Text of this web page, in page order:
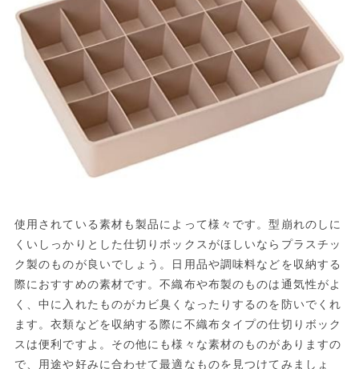
使用されている素材も製品によって様々です。型崩れのしに
くいしっかりとした仕切りボックスがほしいならプラスチッ
ク製のものが良いでしょう。日用品や調味料などを収納する
際におすすめの素材です。不織布や布製のものは通気性がよ
く、中に入れたものがカビ臭くなったりするのを防いでくれ
ます。衣類などを収納する際に不織布タイプの仕切りボック
スは便利ですよ。その他にも様々な素材のものがありますの
で、用途や好みに合わせて最適なものを見つけてみましょ